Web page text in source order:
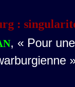
:
, « Pour